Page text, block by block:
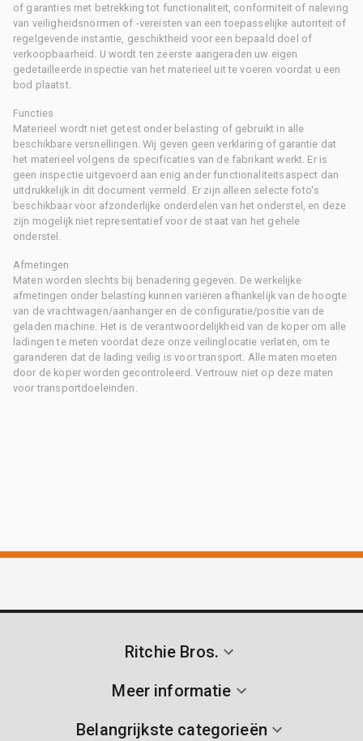
of garanties met betrekking tot functionaliteit, conformiteit of naleving
van veiligheidsnormen of -vereisten van een toepasselijke autoriteit of
regelgevende instantie, geschiktheid voor een bepaald doel of
verkoopbaarheid. U wordt ten zeerste aangeraden uw eigen
gedetailleerde inspectie van het materieel uit te voeren voordat u een
bod plaatst.
Functies
Materieel wordt niet getest onder belasting of gebruikt in alle
beschikbare versnellingen. Wij geven geen verklaring of garantie dat
het materieel volgens de specificaties van de fabrikant werkt. Er is
geen inspectie uitgevoerd aan enig ander functionaliteitsaspect dan
uitdrukkelijk in dit document vermeld. Er zijn alleen selecte foto's
beschikbaar voor afzonderlijke onderdelen van het onderstel, en deze
zijn mogelijk niet representatief voor de staat van het gehele
onderstel.
Afmetingen
Maten worden slechts bij benadering gegeven. De werkelijke
afmetingen onder belasting kunnen variëren afhankelijk van de hoogte
van de vrachtwagen/aanhanger en de configuratie/positie van de
geladen machine. Het is de verantwoordelijkheid van de koper om alle
ladingen te meten voordat deze onze veilinglocatie verlaten, om te
garanderen dat de lading veilig is voor transport. Alle maten moeten
door de koper worden gecontroleerd. Vertrouw niet op deze maten
voor transportdoeleinden.
Ritchie Bros.
Meer informatie
Belangrijkste categorieën